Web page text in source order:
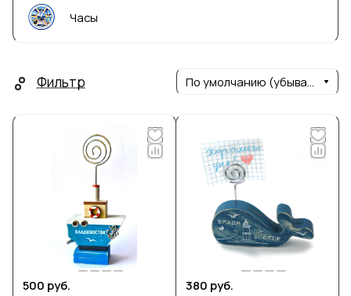
Часы
Фильтр По умолчанию (убывание)
500 руб.
380 руб.